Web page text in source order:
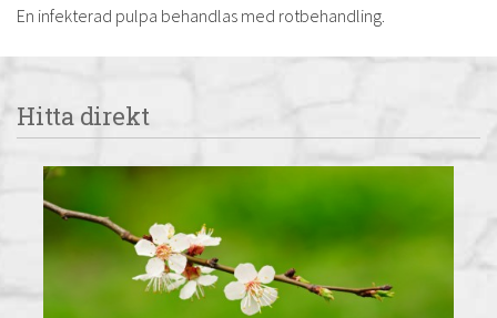
En infekterad pulpa behandlas med rotbehandling.
Hitta direkt